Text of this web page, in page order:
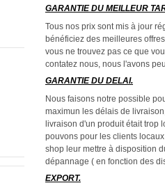
GARANTIE DU MEILLEUR
Tous nos prix sont mis à jour
bénéficiez des meilleures
vous ne trouvez pas ce que
contatez nous, nous l'avons
GARANTIE DU DELAI.
Nous faisons notre possible
maximun les délais de
livraison d'un produit était trop
pouvons pour les clients
shop leur mettre à disposition
dépannage ( en fonction des
EXPORT.